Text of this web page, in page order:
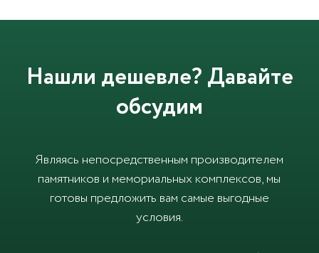
Нашли дешевле? Давайте
обсудим
Являясь непосредственным производителем
памятников и мемориальных комплексов, мы
готовы предложить вам самые выгодные
условия.